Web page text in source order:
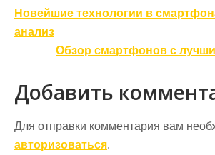
Навигация
по
записям
Новейшие технологии в
анализ
Обзор смартфонов с
Добавить
Для отправки комментария вам
авторизоваться.